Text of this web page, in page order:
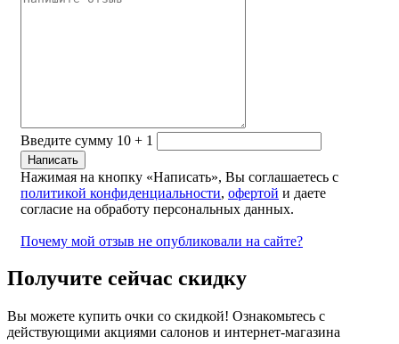
Введите сумму 10 + 1
Нажимая на кнопку «Написать», Вы соглашаетесь с
политикой конфиденциальности, офертой и даете
согласие на обработу персональных данных.
Почему мой отзыв не опубликовали на сайте?
Получите сейчас скидку
Вы можете купить очки со скидкой! Ознакомьтесь с
действующими акциями салонов и интернет-магазина